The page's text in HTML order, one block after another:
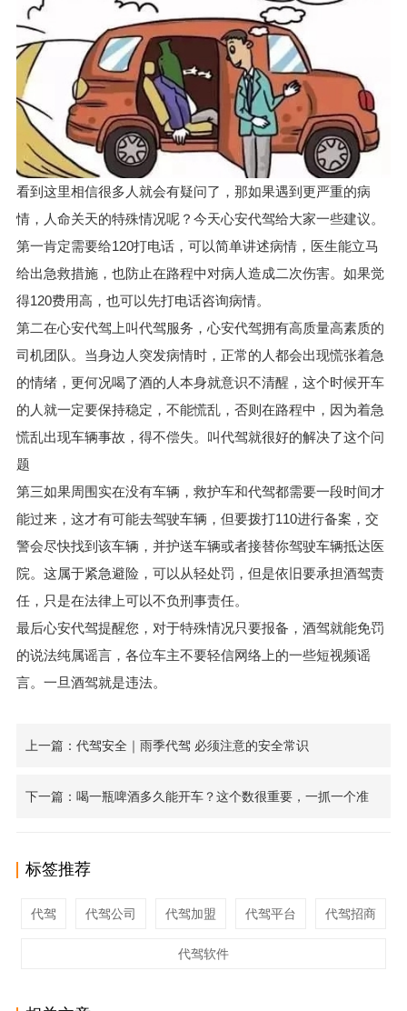
看到这里相信很多人就会有疑问了，那如果遇到更严重的病
情，人命关天的特殊情况呢？今天心安代驾给大家一些建议。
第一肯定需要给120打电话，可以简单讲述病情，医生能立马
给出急救措施，也防止在路程中对病人造成二次伤害。如果觉
得120费用高，也可以先打电话咨询病情。
第二在心安代驾上叫代驾服务， 心安代驾拥有高质量高素质的
司机团队。当身边人突发病情时，正常的人都会出现慌张着急
的情绪，更何况喝了酒的人本身就意识不清醒，这个时候开车
的人就一定要保持稳定，不能慌乱，否则在路程中，因为着急
慌乱出现车辆事故，得不偿失。叫代驾就很好的解决了这个问
题
第三如果周围实在没有车辆，救护车和代驾都需要一段时间才
能过来，这才有可能去驾驶车辆，但要拨打110进行备案，交
警会尽快找到该车辆，并护送车辆或者接替你驾驶车辆抵达医
院。这属于紧急避险，可以从轻处罚，但是依旧要承担酒驾责
任，只是在法律上可以不负刑事责任。
最后心安代驾提醒您，对于特殊情况只要报备，酒驾就能免罚
的说法纯属谣言，各位车主不要轻信网络上的一些短视频谣
言。一旦酒驾就是违法。
上一篇：代驾安全｜雨季代驾 必须注意的安全常识
下一篇：喝一瓶啤酒多久能开车？这个数很重要，一抓一个准
标签推荐
代驾 代驾公司 代驾加盟 代驾平台 代驾招商
代驾软件